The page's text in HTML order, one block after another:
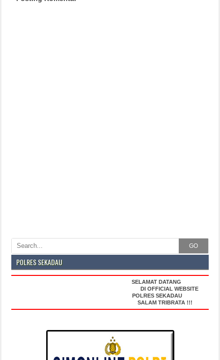
GO
POLRES SEKADAU
SELAMAT DATANG
DI OFFICIAL WEBSITE
POLRES SEKADAU
SALAM TRIBRATA !!!